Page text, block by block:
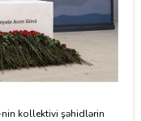
nin kollektivi şəhidlərin